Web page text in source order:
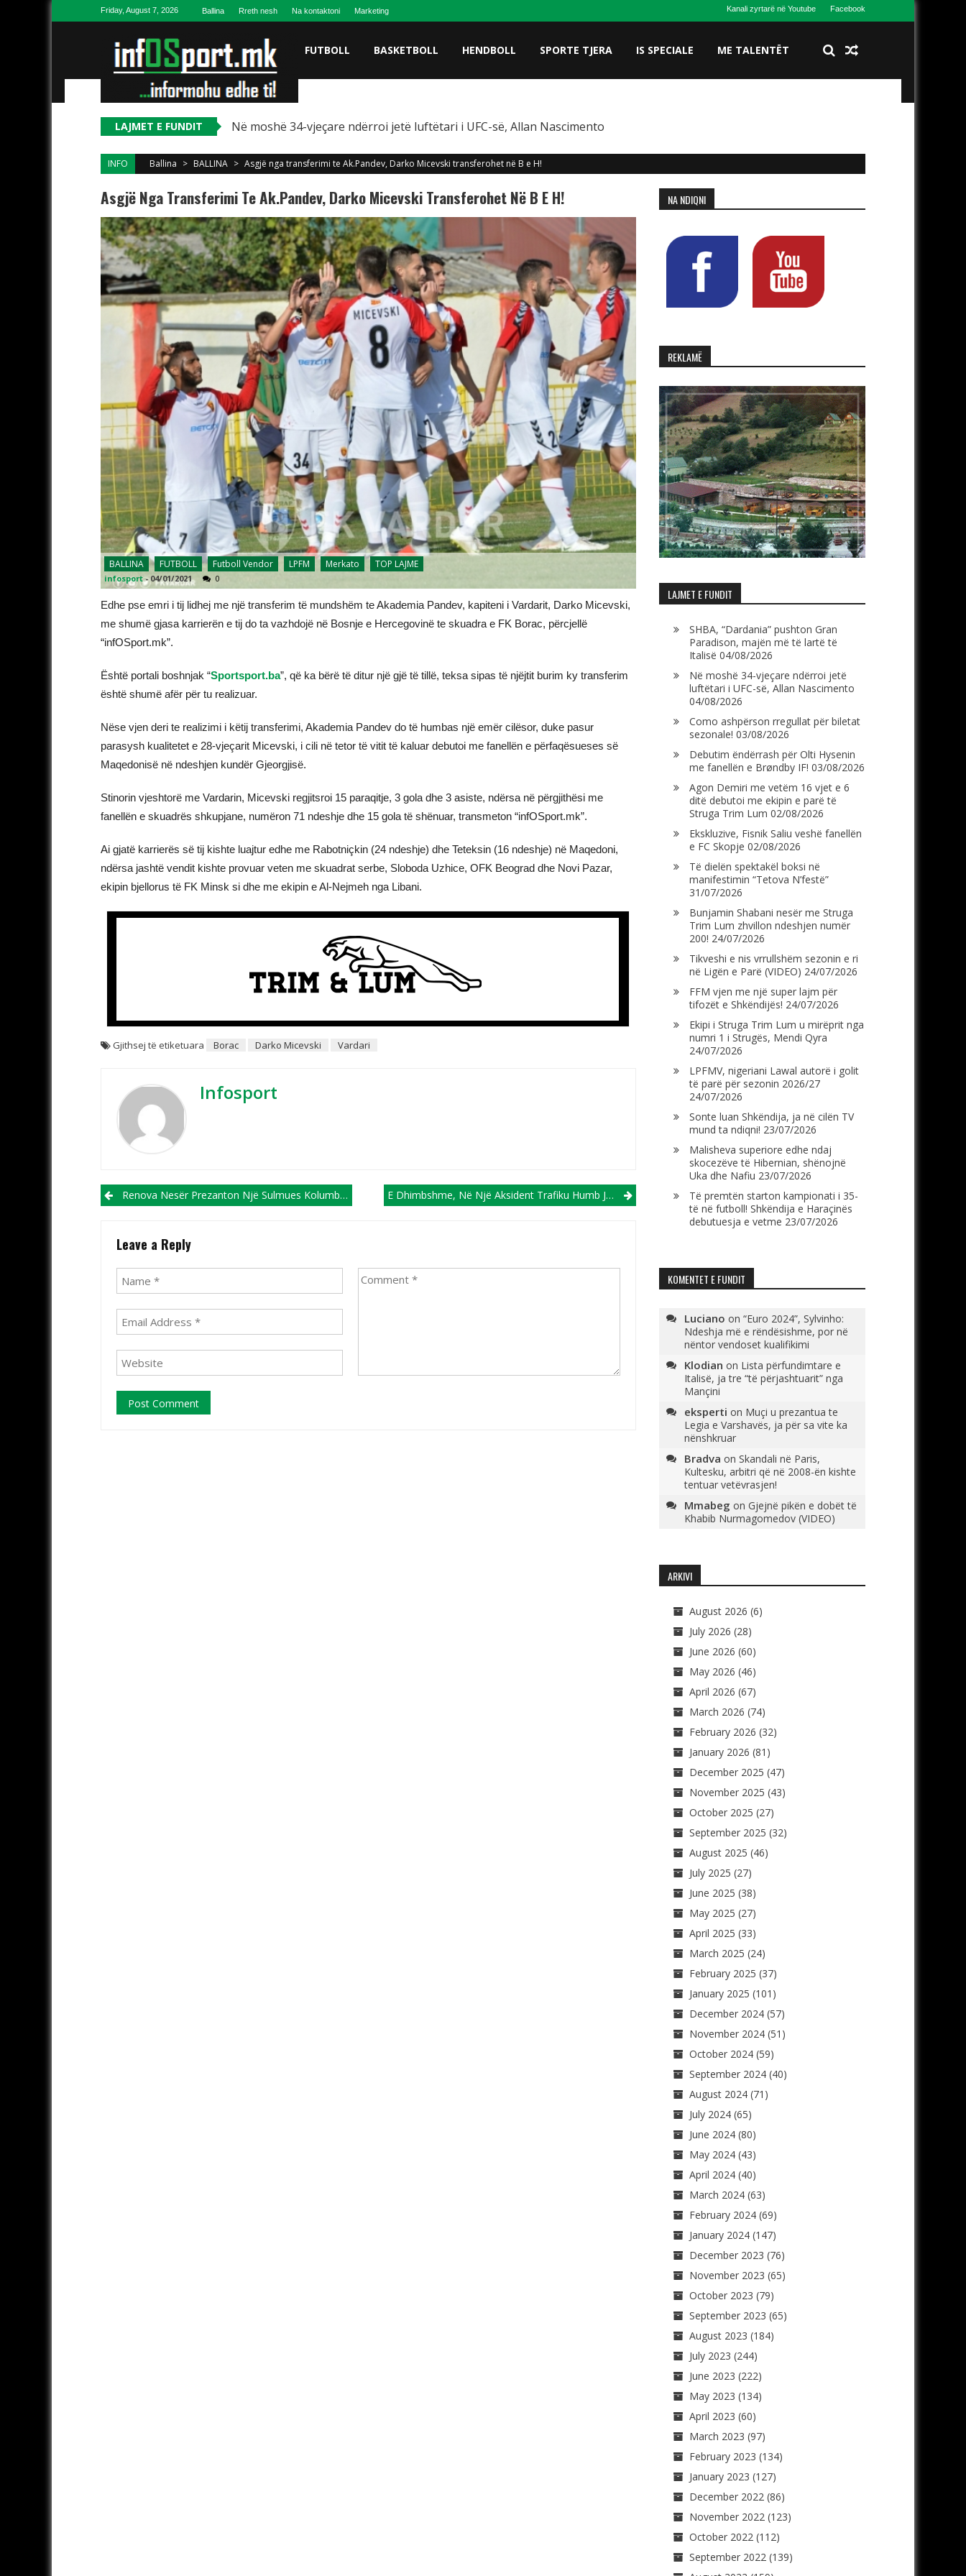
Skip to contentFriday, August 7, 2026 Ballina Rreth nesh Na kontaktoni Marketing Kanali zyrtarë në Youtube Facebook
FUTBOLL BASKETBOLL HENDBOLL SPORTE TJERA IS SPECIALE ME TALENTËT
LAJMET E FUNDIT Në moshë 34-vjeçare ndërroi jetë luftëtari i UFC-së, Allan Nascimento
INFO Ballina > BALLINA > Asgjë nga transferimi te Ak.Pandev, Darko Micevski transferohet në B e H!
Asgjë Nga Transferimi Te Ak.Pandev, Darko Micevski Transferohet Në B E H!
BALLINA FUTBOLL Futboll Vendor LPFM Merkato TOP LAJME
infosport -04/01/2021 0
Edhe pse emri i tij lidhej me një transferim të mundshëm te Akademia Pandev, kapiteni i Vardarit, Darko Micevski,
me shumë gjasa karrierën e tij do ta vazhdojë në Bosnje e Hercegovinë te skuadra e FK Borac, përcjellë
“infOSport.mk”.
Është portali boshnjak “Sportsport.ba”, që ka bërë të ditur një gjë të tillë, teksa sipas të njëjtit burim ky transferim
është shumë afër për tu realizuar.
Nëse vjen deri te realizimi i këtij transferimi, Akademia Pandev do të humbas një emër cilësor, duke pasur
parasysh kualitetet e 28-vjeçarit Micevski, i cili në tetor të vitit të kaluar debutoi me fanellën e përfaqësueses së
Maqedonisë në ndeshjen kundër Gjeorgjisë.
Stinorin vjeshtorë me Vardarin, Micevski regjitsroi 15 paraqitje, 3 gola dhe 3 asiste, ndërsa në përgjithësi me
fanellën e skuadrës shkupjane, numëron 71 ndeshje dhe 15 gola të shënuar, transmeton “infOSport.mk”.
Ai gjatë karrierës së tij kishte luajtur edhe me Rabotniçkin (24 ndeshje) dhe Teteksin (16 ndeshje) në Maqedoni,
ndërsa jashtë vendit kishte provuar veten me skuadrat serbe, Sloboda Uzhice, OFK Beograd dhe Novi Pazar,
ekipin bjellorus të FK Minsk si dhe me ekipin e Al-Nejmeh nga Libani.
Gjithsej të etiketuara Borac Darko Micevski Vardari
Infosport
Post navigation
Renova Nesër Prezanton Një Sulmues Kolumbian E Dhimbshme, Në Një Aksident Trafiku Humb Jetën Futbollisti 23-Vjeçar I Bilbaos
Leave a Reply
NA NDIQNI
REKLAMË
LAJMET E FUNDIT
SHBA, “Dardania” pushton Gran
Paradison, majën më të lartë të
Italisë 04/08/2026
Në moshë 34-vjeçare ndërroi jetë
luftëtari i UFC-së, Allan Nascimento
04/08/2026
Como ashpërson rregullat për biletat
sezonale! 03/08/2026
Debutim ëndërrash për Olti Hysenin
me fanellën e Brøndby IF! 03/08/2026
Agon Demiri me vetëm 16 vjet e 6
ditë debutoi me ekipin e parë të
Struga Trim Lum 02/08/2026
Ekskluzive, Fisnik Saliu veshë fanellën
e FC Skopje 02/08/2026
Të dielën spektakël boksi në
manifestimin “Tetova N’festë”
31/07/2026
Bunjamin Shabani nesër me Struga
Trim Lum zhvillon ndeshjen numër
200! 24/07/2026
Tikveshi e nis vrrullshëm sezonin e ri
në Ligën e Parë (VIDEO) 24/07/2026
FFM vjen me një super lajm për
tifozët e Shkëndijës! 24/07/2026
Ekipi i Struga Trim Lum u mirëprit nga
numri 1 i Strugës, Mendi Qyra
24/07/2026
LPFMV, nigeriani Lawal autorë i golit
të parë për sezonin 2026/27
24/07/2026
Sonte luan Shkëndija, ja në cilën TV
mund ta ndiqni! 23/07/2026
Malisheva superiore edhe ndaj
skocezëve të Hibernian, shënojnë
Uka dhe Nafiu 23/07/2026
Të premtën starton kampionati i 35-
të në futboll! Shkëndija e Haraçinës
debutuesja e vetme 23/07/2026
KOMENTET E FUNDIT
Luciano on “Euro 2024”, Sylvinho:
Ndeshja më e rëndësishme, por në
nëntor vendoset kualifikimi
Klodian on Lista përfundimtare e
Italisë, ja tre “të përjashtuarit” nga
Mançini
eksperti on Muçi u prezantua te
Legia e Varshavës, ja për sa vite ka
nënshkruar
Bradva on Skandali në Paris,
Kultesku, arbitri që në 2008-ën kishte
tentuar vetëvrasjen!
Mmabeg on Gjejnë pikën e dobët të
Khabib Nurmagomedov (VIDEO)
ARKIVI
August 2026 (6)
July 2026 (28)
June 2026 (60)
May 2026 (46)
April 2026 (67)
March 2026 (74)
February 2026 (32)
January 2026 (81)
December 2025 (47)
November 2025 (43)
October 2025 (27)
September 2025 (32)
August 2025 (46)
July 2025 (27)
June 2025 (38)
May 2025 (27)
April 2025 (33)
March 2025 (24)
February 2025 (37)
January 2025 (101)
December 2024(57)
November 2024(51)
October 2024(59)
September 2024(40)
August 2024(71)
July 2024(65)
June 2024(80)
May 2024(43)
April 2024(40)
March 2024(63)
February 2024(69)
January 2024(147)
December 2023 (76)
November 2023 (65)
October 2023 (79)
September 2023 (65)
August 2023 (184)
July 2023 (244)
June 2023 (222)
May 2023 (134)
April 2023 (60)
March 2023 (97)
February 2023 (134)
January 2023 (127)
December 2022(86)
November 2022(123)
October 2022(112)
September 2022(139)